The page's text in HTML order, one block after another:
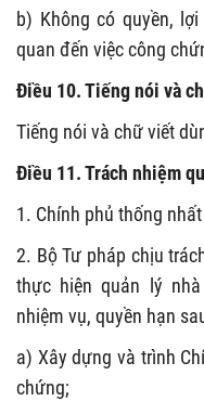
b) Không có quyền,
quan đến việc công
Điều 10. Tiếng nói và
Tiếng nói và chữ viết
Điều 11. Trách nhiệm
1. Chính phủ thống
2. Bộ Tư pháp chịu
thực hiện quản lý
nhiệm vụ, quyền hạn
a) Xây dựng và trình
chứng;